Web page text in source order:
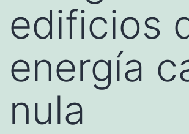
edificios
energía
nula